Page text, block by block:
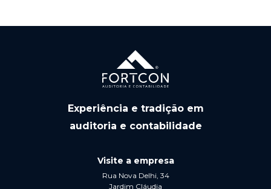
Experiência e tradição em
auditoria e contabilidade
Visite a empresa
Rua Nova Delhi, 34
Jardim Cláudia